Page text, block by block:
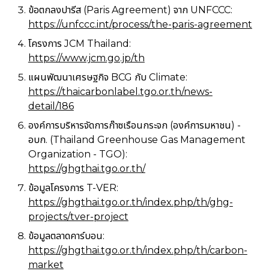
ข้อตกลงปารีส (Paris Agreement) จาก UNFCCC:
https://unfccc.int/process/the-paris-agreement
โครงการ JCM Thailand:
https://www.jcm.go.jp/th
แผนพัฒนาเศรษฐกิจ BCG กับ Climate:
https://thaicarbonlabel.tgo.or.th/news-
detail/186
องค์การบริหารจัดการก๊าซเรือนกระจก (องค์การมหาชน) -
อบก. (Thailand Greenhouse Gas Management
Organization - TGO):
https://ghgthai.tgo.or.th/
ข้อมูลโครงการ T-VER:
https://ghgthai.tgo.or.th/index.php/th/ghg-
projects/tver-project
ข้อมูลตลาดคาร์บอน:
https://ghgthai.tgo.or.th/index.php/th/carbon-
market